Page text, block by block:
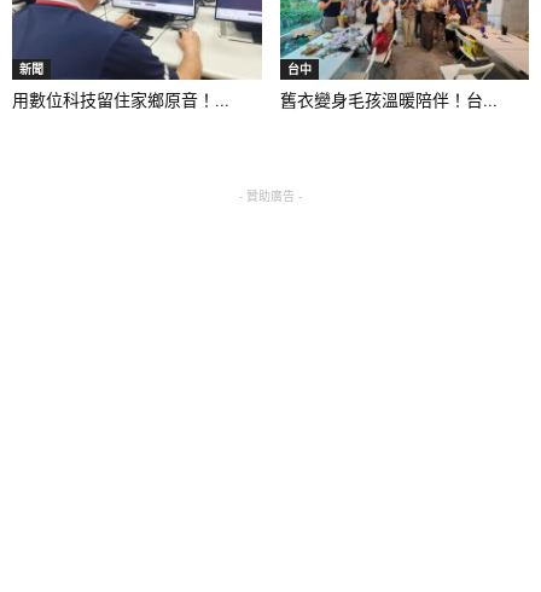
新聞
用數位科技留住家鄉原音！...
台中
舊衣變身毛孩溫暖陪伴！台...
- 贊助廣告 -